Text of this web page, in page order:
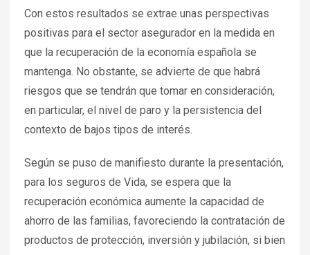
Con estos resultados se extrae unas perspectivas
positivas para el sector asegurador en la medida en
que la recuperación de la economía española se
mantenga. No obstante, se advierte de que habrá
riesgos que se tendrán que tomar en consideración,
en particular, el nivel de paro y la persistencia del
contexto de bajos tipos de interés.
Según se puso de manifiesto durante la presentación,
para los seguros de Vida, se espera que la
recuperación económica aumente la capacidad de
ahorro de las familias, favoreciendo la contratación de
productos de protección, inversión y jubilación, si bien